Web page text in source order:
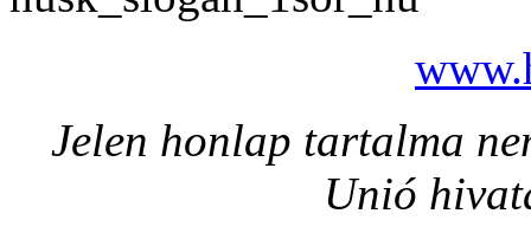
Jelen honlap tartalma
Unió